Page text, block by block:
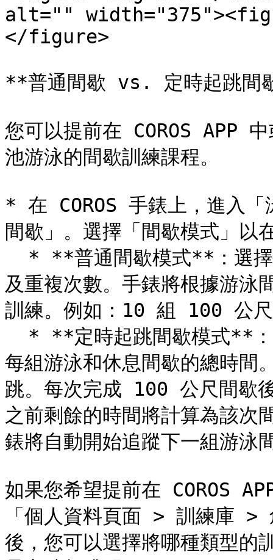
alt=""
</figure>
**普通間歇 vs. 定時起跳間
您可以提前在 COROS APP
池游泳的間歇訓練課程。
* 在 COROS 手錶上，進入「
間歇」。選擇「間歇模式」以
及重複次數。手錶將根據游泳
訓練。例如：10 組 100 公
每組游泳和休息間歇的總時
跳。每次完成 100 公尺間歇
之前剩餘的時間將計算為該次
錶將自動開始追蹤下一組游泳
如果您希望提前在 COROS
「個人資料頁面 > 訓練庫 >
後，您可以選擇將哪種類型的